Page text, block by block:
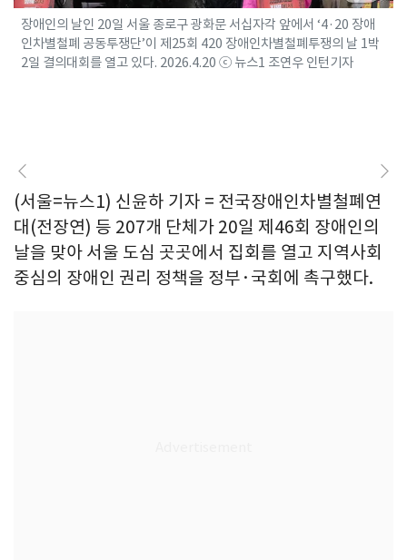
장애인의 날인 20일 서울 종로구 광화문 서십자각 앞에서 ‘4·20 장애
인차별철폐 공동투쟁단’이 제25회 420 장애인차별철폐투쟁의 날 1박
2일 결의대회를 열고 있다. 2026.4.20 ⓒ 뉴스1 조연우 인턴기자
(서울=뉴스1) 신윤하 기자 = 전국장애인차별철폐연
대(전장연) 등 207개 단체가 20일 제46회 장애인의
날을 맞아 서울 도심 곳곳에서 집회를 열고 지역사회
중심의 장애인 권리 정책을 정부·국회에 촉구했다.